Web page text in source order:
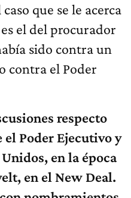
que se le acerca
es el del procurador
sido contra un
contra el Poder
respecto
Poder Ejecutivo y
en la época
en el New Deal.